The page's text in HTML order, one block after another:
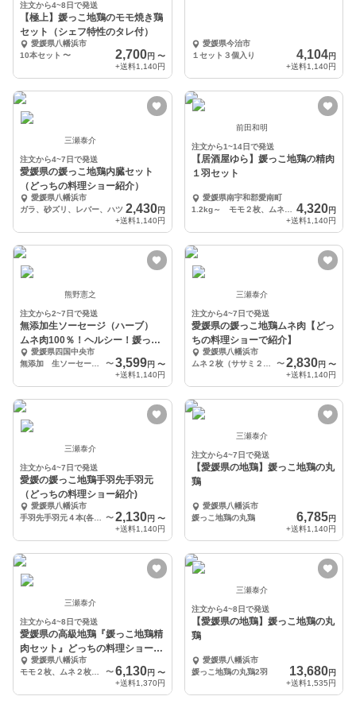
注文から4~8日で発送
【極上】媛っこ地鶏のモモ焼き鶏
セット（シェフ特性のタレ付）
愛媛県八幡浜市
10本セット 〜 2,700円 〜
+送料1,140円
愛媛県今治市
１セット３個入り
4,104円
+送料1,140円
三瀬泰介
注文から4~7日で発送
愛媛県の媛っこ地鶏内臓セット
（どっちの料理ショー紹介）
愛媛県八幡浜市
ガラ、砂ズリ、レバー、ハツ 2,430円
+送料1,140円
前田和明
注文から1~14日で発送
【居酒屋ゆら】媛っこ地鶏の精肉
１羽セット
愛媛県南宇和郡愛南町
1.2kg～ モモ２枚、ムネ２枚、ささみ２枚、手羽先２本、手羽元２本
4,320円
+送料1,140円
熊野憲之
注文から2~7日で発送
無添加生ソーセージ（ハーブ）
ムネ肉100％！ヘルシー！媛っこ
地鶏愛媛県四国中央市
〜 3,599円 〜
+送料1,140円
三瀬泰介
注文から4~7日で発送
愛媛県の媛っこ地鶏ムネ肉【どっ
ちの料理ショーで紹介】
愛媛県八幡浜市
〜2,830円 〜
+送料1,140円
三瀬泰介
注文から4~7日で発送
愛媛の媛っこ地鶏手羽先手羽元
（どっちの料理ショー紹介)
愛媛県八幡浜市
〜 2,130円 〜
+送料1,140円
三瀬泰介
注文から4~7日で発送
【愛媛県の地鶏】媛っこ地鶏の丸
鶏
愛媛県八幡浜市
媛っこ地鶏の丸鶏
6,785円
+送料1,140円
三瀬泰介
注文から4~8日で発送
愛媛県の高級地鶏『媛っこ地鶏精
肉セット』どっちの料理ショーで
紹介！
愛媛県八幡浜市
〜 6,130円 〜
+送料1,370円
三瀬泰介
注文から4~8日で発送
【愛媛県の地鶏】媛っこ地鶏の丸
鶏
愛媛県八幡浜市
媛っこ地鶏の丸鶏2羽
13,680円
+送料1,535円